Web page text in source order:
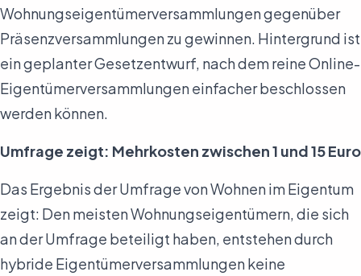
Wohnungseigentümerversammlungen gegenüber
Präsenzversammlungen zu gewinnen. Hintergrund ist
ein geplanter Gesetzentwurf, nach dem reine Online-
Eigentümerversammlungen einfacher beschlossen
werden können.
Umfrage zeigt: Mehrkosten zwischen 1 und 15 Euro
Das Ergebnis der Umfrage von Wohnen im Eigentum
zeigt: Den meisten Wohnungseigentümern, die sich
an der Umfrage beteiligt haben, entstehen durch
hybride Eigentümerversammlungen keine